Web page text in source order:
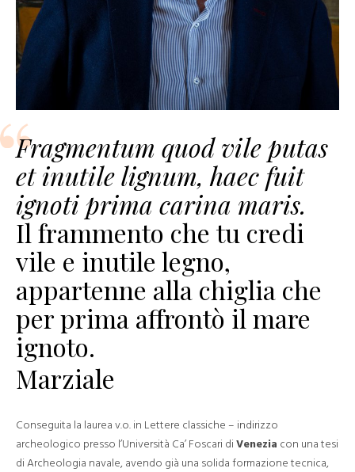
Fragmentum quod vile putas
et inutile lignum, haec fuit
ignoti prima carina maris.
Il frammento che tu credi
vile e inutile legno,
appartenne alla chiglia che
per prima affrontò il mare
ignoto.
Marziale
Conseguita la laurea v.o. in Lettere classiche – indirizzo
archeologico presso l’Università Ca’ Foscari di Venezia con una tesi
di Archeologia navale, avendo già una solida formazione tecnica,